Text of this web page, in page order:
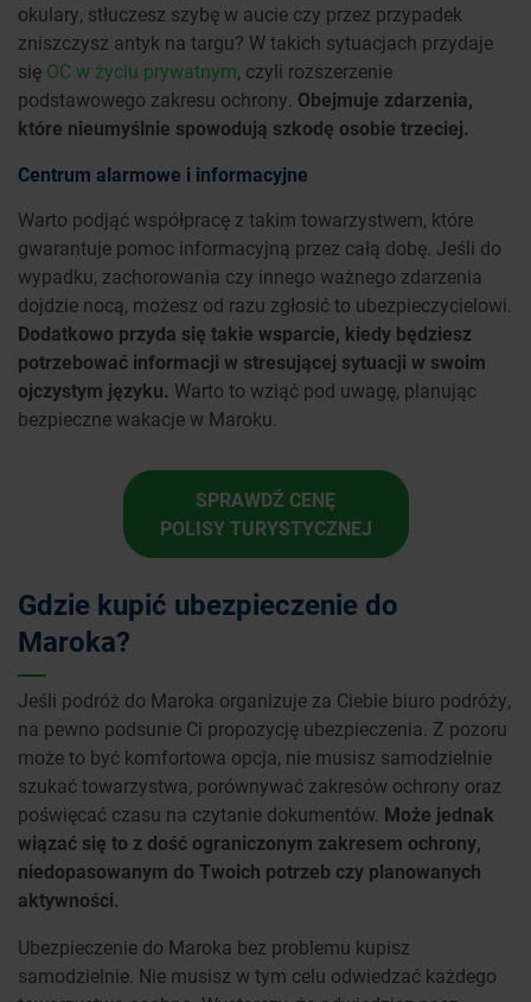
okulary, stłuczesz szybę w aucie czy przez przypadek
zniszczysz antyk na targu? W takich sytuacjach przydaje
się OC w życiu prywatnym, czyli rozszerzenie
podstawowego zakresu ochrony. Obejmuje zdarzenia,
które nieumyślnie spowodują szkodę osobie trzeciej.
Centrum alarmowe i informacyjne
Warto podjąć współpracę z takim towarzystwem, które
gwarantuje pomoc informacyjną przez całą dobę. Jeśli do
wypadku, zachorowania czy innego ważnego zdarzenia
dojdzie nocą, możesz od razu zgłosić to ubezpieczycielowi.
Dodatkowo przyda się takie wsparcie, kiedy będziesz
potrzebować informacji w stresującej sytuacji w swoim
ojczystym języku. Warto to wziąć pod uwagę, planując
bezpieczne wakacje w Maroku.
SPRAWDŹ CENĘ
POLISY TURYSTYCZNEJ
Gdzie kupić ubezpieczenie do
Maroka?
Jeśli podróż do Maroka organizuje za Ciebie biuro podróży,
na pewno podsunie Ci propozycję ubezpieczenia. Z pozoru
może to być komfortowa opcja, nie musisz samodzielnie
szukać towarzystwa, porównywać zakresów ochrony oraz
poświęcać czasu na czytanie dokumentów. Może jednak
wiązać się to z dość ograniczonym zakresem ochrony,
niedopasowanym do Twoich potrzeb czy planowanych
aktywności.
Ubezpieczenie do Maroka bez problemu kupisz
samodzielnie. Nie musisz w tym celu odwiedzać każdego